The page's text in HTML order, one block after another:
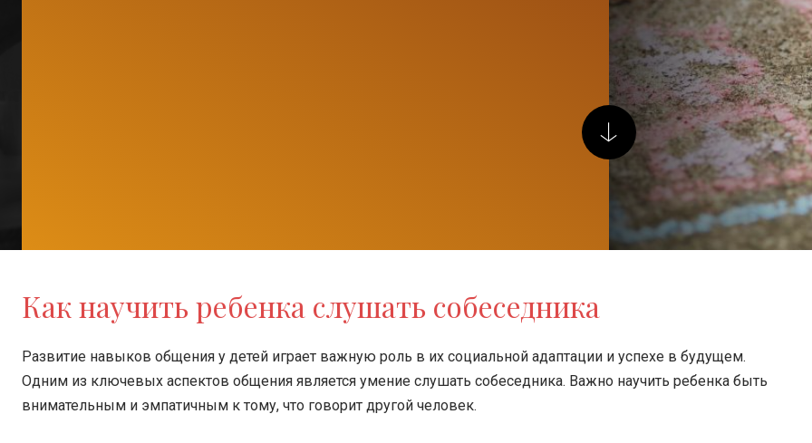
Как научить ребенка слушать собеседника
Развитие навыков общения у детей играет важную роль в их социальной адаптации и успехе в будущем.
Одним из ключевых аспектов общения является умение слушать собеседника. Важно научить ребенка быть
внимательным и эмпатичным к тому, что говорит другой человек.